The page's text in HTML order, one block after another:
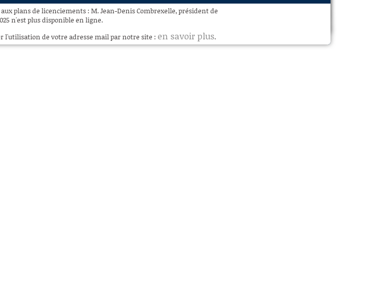
plans de licenciements : M. Jean-Denis Combrexelle, président de
n'est plus disponible en ligne.
l'utilisation de votre adresse mail par notre site : en savoir plus.